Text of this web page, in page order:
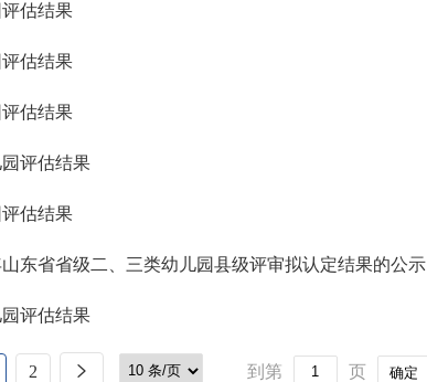
估结果
估结果
估结果
评估结果
估结果
东省省级二、三类幼儿园县级评审拟认定结果的公示
评估结果
2 到第 页 确定